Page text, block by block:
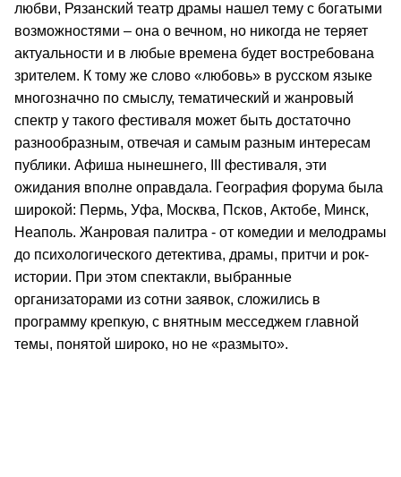
любви, Рязанский театр драмы нашел тему с богатыми
возможностями – она о вечном, но никогда не теряет
актуальности и в любые времена будет востребована
зрителем. К тому же слово «любовь» в русском языке
многозначно по смыслу, тематический и жанровый
спектр у такого фестиваля может быть достаточно
разнообразным, отвечая и самым разным интересам
публики. Афиша нынешнего, III фестиваля, эти
ожидания вполне оправдала. География форума была
широкой: Пермь, Уфа, Москва, Псков, Актобе, Минск,
Неаполь. Жанровая палитра - от комедии и мелодрамы
до психологического детектива, драмы, притчи и рок-
истории. При этом спектакли, выбранные
организаторами из сотни заявок, сложились в
программу крепкую, с внятным месседжем главной
темы, понятой широко, но не «размыто».